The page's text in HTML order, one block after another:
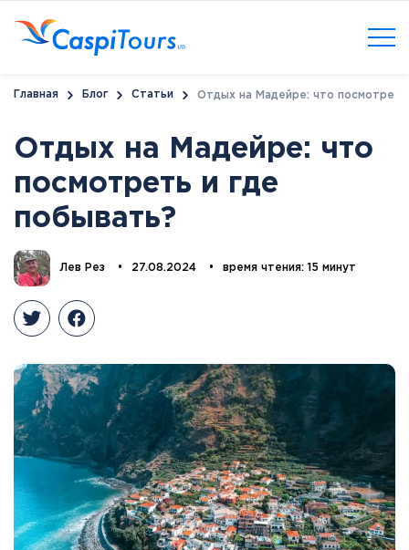
Главная Блог Статьи Отдых на Мадейре: что посмотреть
Отдых на Мадейре: что
посмотреть и где
побывать?
Лев Рез • 27.08.2024 • время чтения: 15 минут